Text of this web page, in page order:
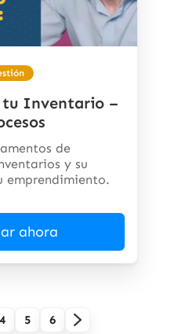
tu Inventario –
de
y su
emprendimiento.
ahora
4 5 6